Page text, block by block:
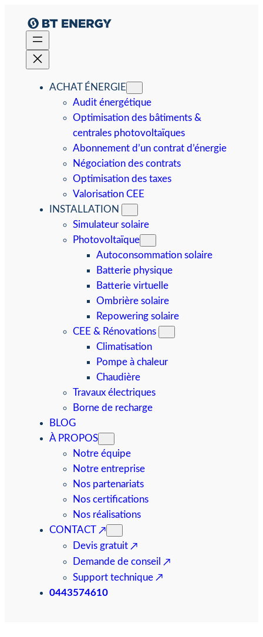
contenu
ACHAT ÉNERGIE
Audit énergétique
Optimisation des bâtiments &
centrales photovoltaïques
Abonnement d’un contrat d’énergie
Négociation des contrats
Optimisation des taxes
Valorisation CEE
INSTALLATION
Simulateur solaire
Photovoltaïque
Autoconsommation solaire
Batterie physique
Batterie virtuelle
Ombrière solaire
Repowering solaire
CEE & Rénovations
Climatisation
Pompe à chaleur
Chaudière
Travaux électriques
Borne de recharge
BLOG
À PROPOS
Notre équipe
Notre entreprise
Nos partenariats
Nos certifications
Nos réalisations
CONTACT
Devis gratuit
Demande de conseil
Support technique
0443574610